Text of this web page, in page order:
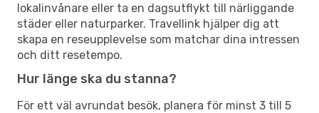
lokalinvånare eller ta en dagsutflykt till närliggande
städer eller naturparker. Travellink hjälper dig att
skapa en reseupplevelse som matchar dina intressen
och ditt resetempo.
Hur länge ska du stanna?
För ett väl avrundat besök, planera för minst 3 till 5